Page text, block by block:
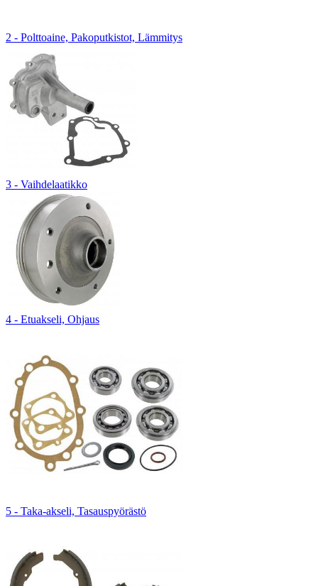
2 - Polttoaine, Pakoputkistot, Lämmitys
3 - Vaihdelaatikko
4 - Etuakseli, Ohjaus
5 - Taka-akseli, Tasauspyörästö